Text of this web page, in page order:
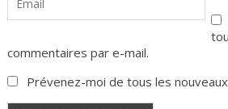
commentaires par e-mail.
Prévenez-moi de tous les